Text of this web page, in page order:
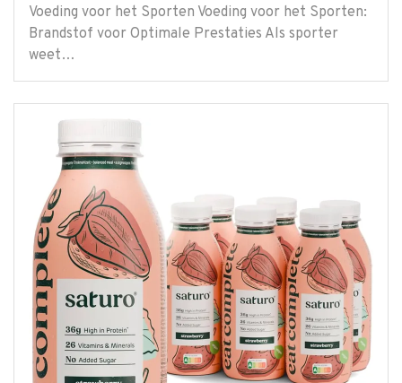
Voeding voor het Sporten Voeding voor het Sporten:
Brandstof voor Optimale Prestaties Als sporter
weet…